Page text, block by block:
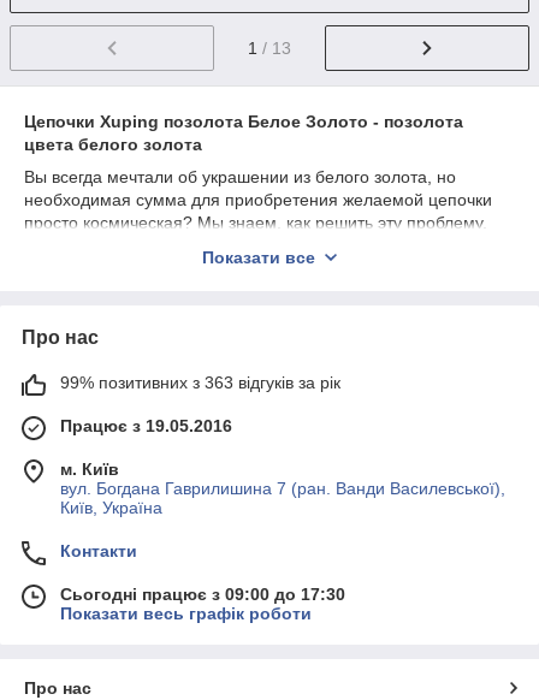
1 / 13
Цепочки Xuping позолота Белое Золото - позолота
цвета белого золота
Вы всегда мечтали об украшении из белого золота, но
необходимая сумма для приобретения желаемой цепочки
просто космическая? Мы знаем, как решить эту проблему.
— лучший выход из сложившейся ситуации.
Xuping— производитель позолоченных изделий с 25-
используется гальваническаяпозолота
слоя которой равна 18 микронам. Такие изделия имеют:
гипоаллергенныймед сплав
защитное покрытие, надолго сохраняющее блеск и
цвет;
международное качество ААА.
На вид совершенно невозможно отличить изделие от золотой
В чем причина популярности
преимуществ такого приобретения:
Показати все
Про нас
99% позитивних з 363 відгуків за рік
Працює з 19.05.2016
м. Київ
вул. Богдана Гаврилишина 7 (ран. Ванди Василевської),
Київ, Україна
Контакти
Сьогодні працює з 09:00 до 17:30
Показати весь графік роботи
Про нас